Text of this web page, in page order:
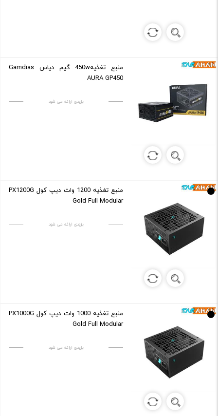
منبع تغذیه450w گیم دیاس Gamdias
AURA GP450
بزودی ارائه می شود
منبع تغذیه 1200 وات دیپ کول PX1200G
Gold Full Modular
بزودی ارائه می شود
منبع تغذیه 1000 وات دیپ کول PX1000G
Gold Full Modular
بزودی ارائه می شود